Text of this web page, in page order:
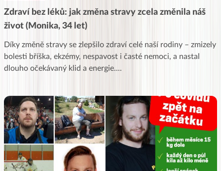
Zdraví bez léků: jak změna stravy zcela změnila náš
život (Monika, 34 let)
Díky změně stravy se zlepšilo zdraví celé naší rodiny – zmizely
bolesti bříška, ekzémy, nespavost i časté nemoci, a nastal
dlouho očekávaný klid a energie....